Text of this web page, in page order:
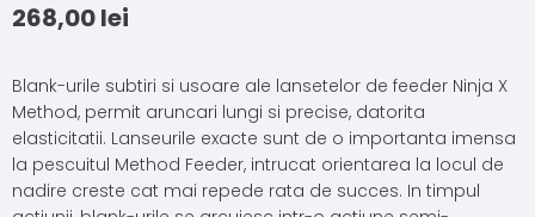
268,00lei
Blank-urile subtiri si usoare ale lansetelor de feeder Ninja X
Method, permit aruncari lungi si precise, datorita
elasticitatii. Lanseurile exacte sunt de o importanta imensa
la pescuitul Method Feeder, intrucat orientarea la locul de
nadire creste cat mai repede rata de succes. In timpul